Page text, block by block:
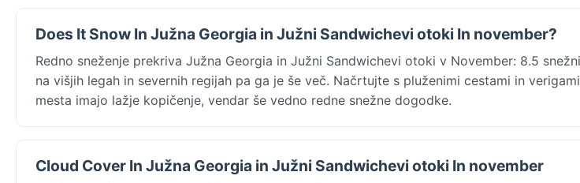
Does It Snow In Južna Georgia in Južni Sandwichevi otoki In november?
Redno sneženje prekriva Južna Georgia in Južni Sandwichevi otoki v November: 8.5
na višjih legah in severnih regijah pa ga je še več. Načrtujte s pluženimi cestami in
mesta imajo lažje kopičenje, vendar še vedno redne snežne dogodke.
Cloud Cover In Južna Georgia in Južni Sandwichevi otoki In november